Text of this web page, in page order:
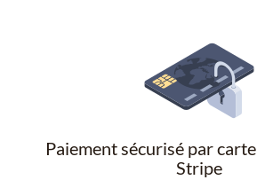
Paiement sécurisé par
Stripe